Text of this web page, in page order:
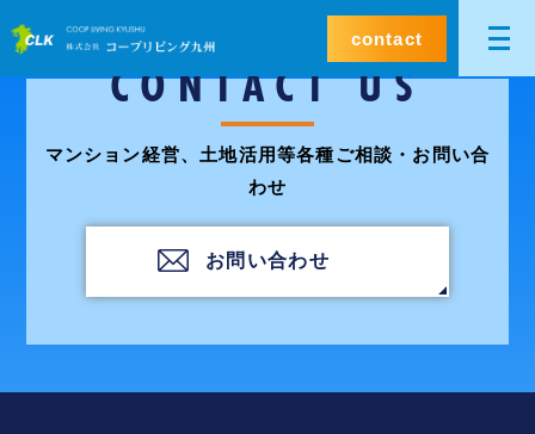
contact
CONTACT US
マンション経営、土地活用等各種ご相談・お問い合
わせ
お問い合わせ